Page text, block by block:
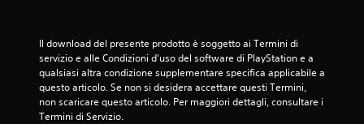
Il download del presente prodotto è soggetto ai Termini di
servizio e alle Condizioni d'uso del software di PlayStation e a
qualsiasi altra condizione supplementare specifica applicabile a
questo articolo. Se non si desidera accettare questi Termini,
non scaricare questo articolo. Per maggiori dettagli, consultare i
Termini di Servizio.